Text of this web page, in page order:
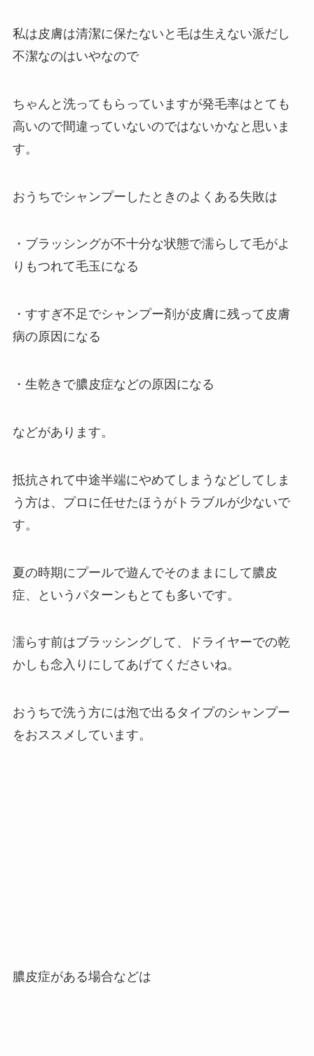
私は皮膚は清潔に保たないと毛は生えない派だし
不潔なのはいやなので
ちゃんと洗ってもらっていますが発毛率はとても
高いので間違っていないのではないかなと思いま
す。
おうちでシャンプーしたときのよくある失敗は
・ブラッシングが不十分な状態で濡らして毛がよ
りもつれて毛玉になる
・すすぎ不足でシャンプー剤が皮膚に残って皮膚
病の原因になる
・生乾きで膿皮症などの原因になる
などがあります。
抵抗されて中途半端にやめてしまうなどしてしま
う方は、プロに任せたほうがトラブルが少ないで
す。
夏の時期にプールで遊んでそのままにして膿皮
症、というパターンもとても多いです。
濡らす前はブラッシングして、ドライヤーでの乾
かしも念入りにしてあげてくださいね。
おうちで洗う方には泡で出るタイプのシャンプー
をおススメしています。
膿皮症がある場合などは